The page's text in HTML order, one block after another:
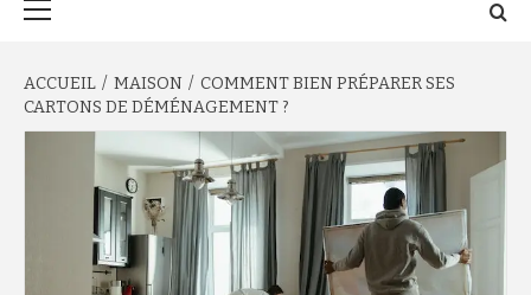
ACCUEIL MAISON
COMMENT BIEN PRÉPARER SES
CARTONS DE DÉMÉNAGEMENT ?